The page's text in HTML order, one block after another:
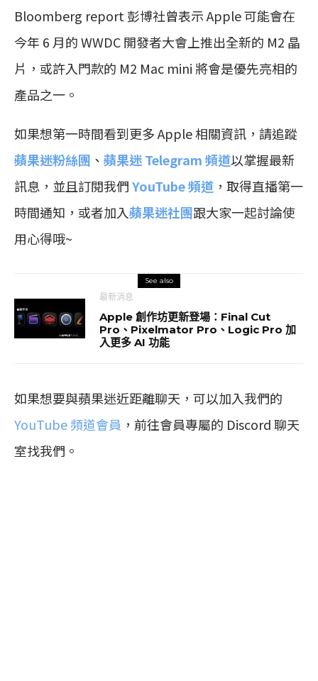
Bloomberg report 彭博社曾表示 Apple 可能會在
今年 6 月的 WWDC 開發者大會上推出全新的 M2 晶
片，或許入門款的 M2 Mac mini 將會是優先亮相的
產品之一。
如果想第一時間看到更多 Apple 相關資訊，請追蹤
蘋果迷粉絲團 、 蘋果迷 Telegram 頻道以掌握最新
訊息，並且訂閱我們YouTube 頻道 ，取得直播第一
時間通知，或者加入蘋果迷社團跟大家一起討論使
用心得哦~
See also
最新消息
Apple 創作坊更新登場：Final Cut
Pro、Pixelmator Pro、Logic Pro 加
入更多 AI 功能
如果想要與蘋果迷近距離聊天，可以加入我們的
YouTube 頻道會員 ，前往會員專屬的 Discord 聊天
室找我們。